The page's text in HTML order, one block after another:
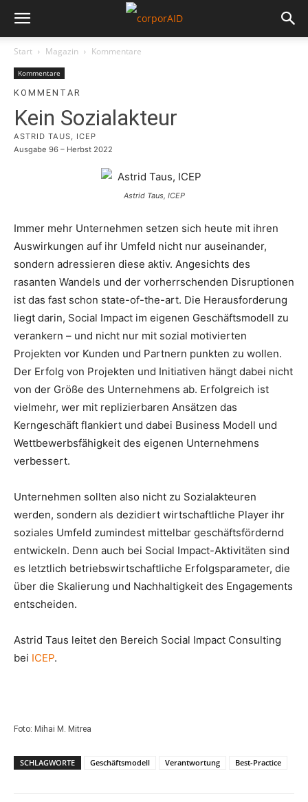
Start Magazin Kommentare
Kommentare
KOMMENTAR
Kein Sozialakteur
ASTRID TAUS, ICEP
Ausgabe 96 – Herbst 2022
Astrid Taus, ICEP
Immer mehr Unternehmen setzen sich heute mit ihren
Auswirkungen auf ihr Umfeld nicht nur auseinander,
sondern adressieren diese aktiv. Angesichts des
rasanten Wandels und der vorherrschenden Disruptionen
ist das fast schon state-of-the-art. Die Herausforderung
liegt darin, Social Impact im eigenen Geschäftsmodell zu
verankern – und nicht nur mit sozial motivierten
Projekten vor Kunden und Partnern punkten zu wollen.
Der Erfolg von Projekten und Initiativen hängt dabei nicht
von der Größe des Unternehmens ab. Erfolgreich ist
vielmehr, wer mit replizierbaren Ansätzen das
Kerngeschäft flankiert und dabei Business Modell und
Wettbewerbsfähigkeit des eigenen Unternehmens
verbessert.
Unternehmen sollten also nicht zu Sozialakteuren
werden, sondern als dezidiert wirtschaftliche Player ihr
soziales Umfeld zumindest mittelbar geschäftsfördernd
entwickeln. Denn auch bei Social Impact-Aktivitäten sind
es letztlich betriebswirtschaftliche Erfolgsparameter, die
über die Skalierung und Nachhaltigkeit des Engagements
entscheiden.
Astrid Taus leitet den Bereich Social Impact Consulting
bei ICEP.
Foto: Mihai M. Mitrea
SCHLAGWORTE Geschäftsmodell Verantwortung Best-Practice